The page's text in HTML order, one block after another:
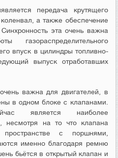
передача крутящего
а также обеспечение
эта очень важна
газораспределительного
впуск в цилиндры топливно-
выпуск отработавших
важна для двигателей, в
в одном блоке с клапанами.
является наиболее
несмотря на то что клапана
с поршнями,
именно благодаря ремню
бьётся в открытый клапан и